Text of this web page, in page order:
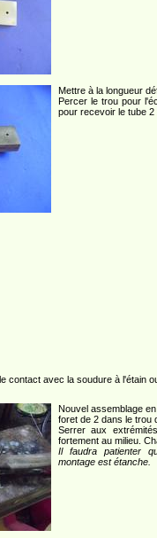
Mettre à la longueur
Percer le trou pour
pour recevoir le tube 2
avec la soudure à l'étain
Nouvel assemblage
foret de 2 dans le trou
Serrer aux
fortement au milieu.
Il faudra patienter
montage est étanche.